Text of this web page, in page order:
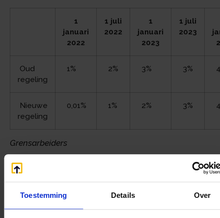
Toestemming Details Over
1
januari
2022
1 juli
2022
1
januari
2023
1 juli
2023
Oud
regeling
1% 2% 3% 3%
Nieuwe
regeling
0,01% 1% 2% 3%
Grensarbeiders
Voor grensarbeiders zijn afspraken gemaakt met
België en Duitsland. Op grond daarvan worden
gewerkt in het land waar normaal zou zijn
gewerkt. Deze afspraken lopen tot en met 31